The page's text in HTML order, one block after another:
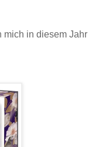
mich in diesem Jahr